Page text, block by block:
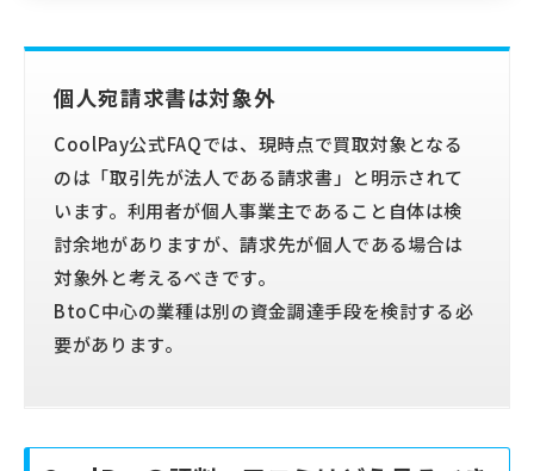
個人宛請求書は対象外
CoolPay公式FAQでは、現時点で買取対象となる
のは「取引先が法人である請求書」と明示されて
います。利用者が個人事業主であること自体は検
討余地がありますが、請求先が個人である場合は
対象外と考えるべきです。
BtoC中心の業種は別の資金調達手段を検討する必
要があります。